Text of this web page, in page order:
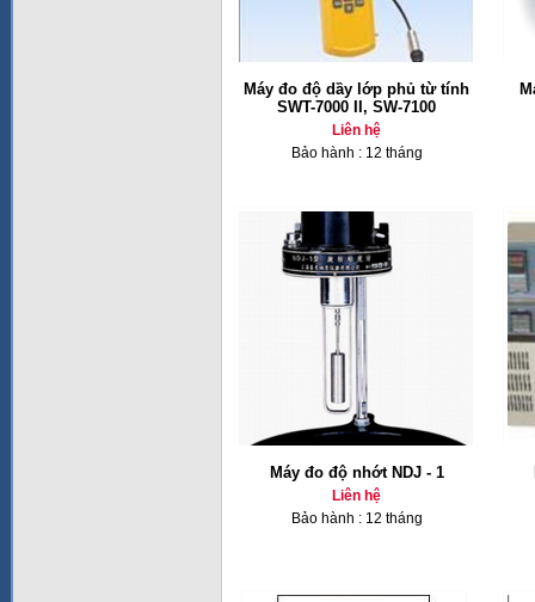
Máy đo độ dầy lớp phủ từ tính
SWT-7000 II, SW-7100
Liên hệ
Bảo hành : 12 tháng
Máy đo độ nhớt NDJ - 1
Liên hệ
Bảo hành : 12 tháng